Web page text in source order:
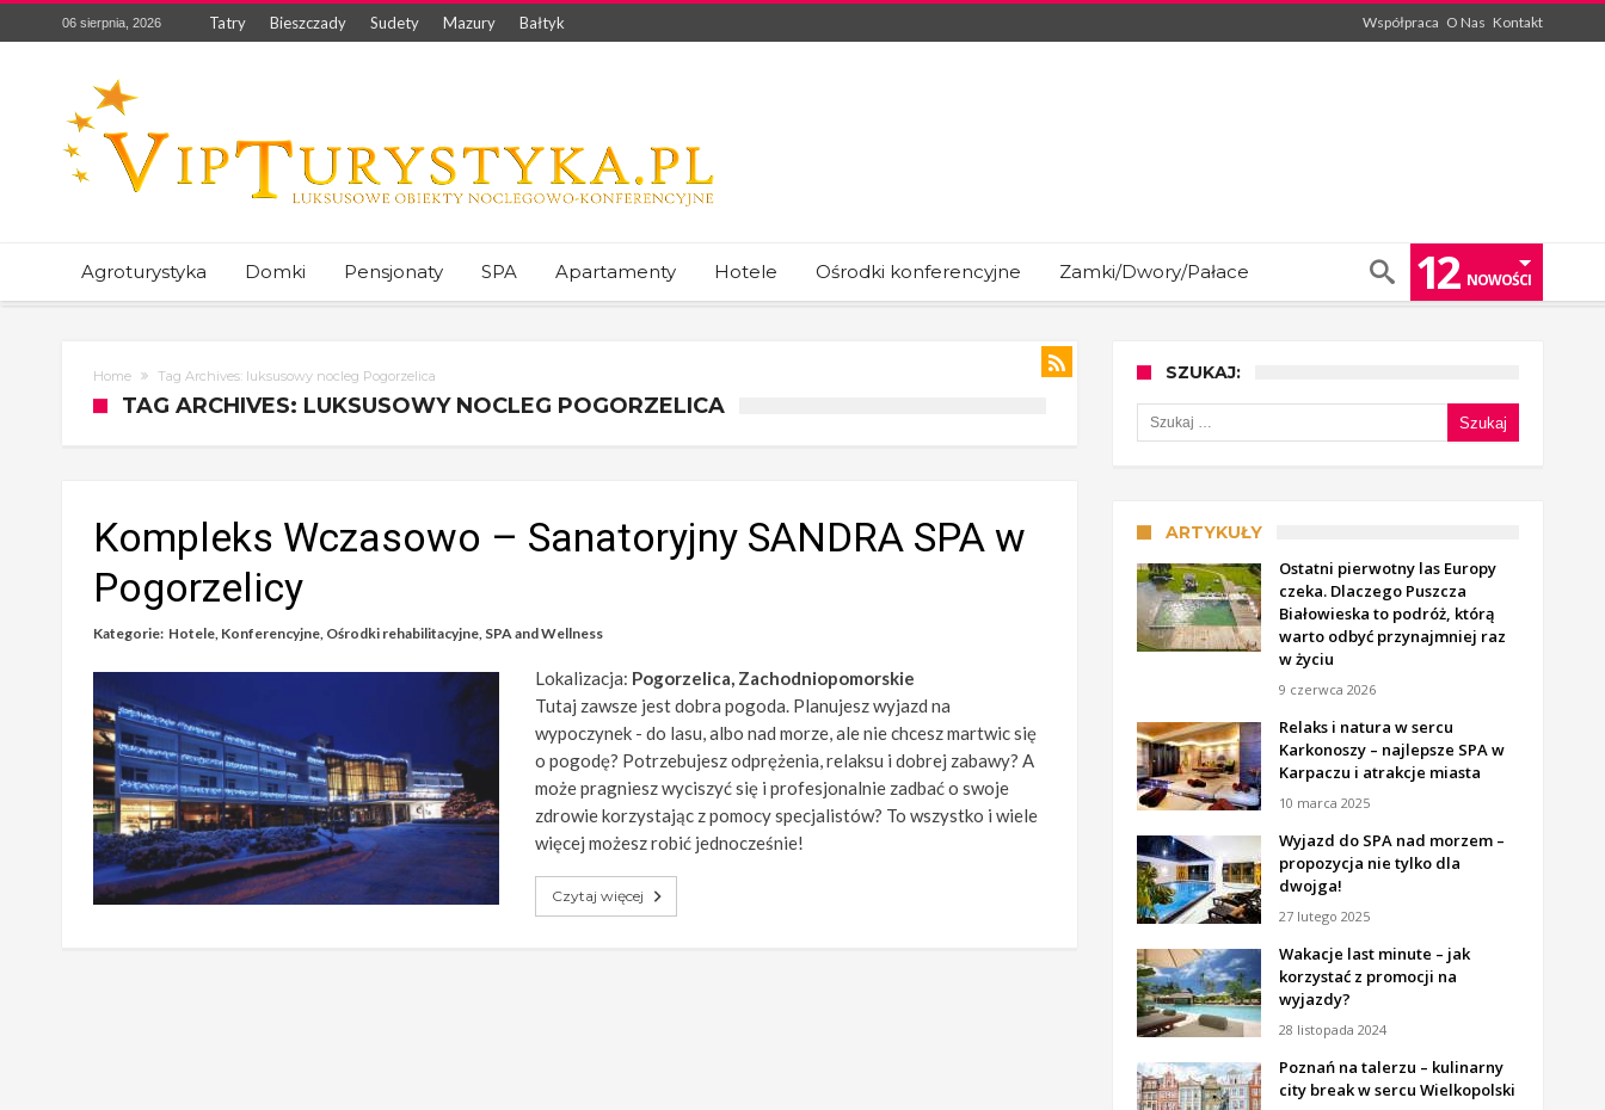
06 sierpnia, 2026 Tatry Bieszczady Sudety Mazury Bałtyk Współpraca O Nas Kontakt
Agroturystyka Domki Pensjonaty SPA Apartamenty Hotele Ośrodki konferencyjne Zamki/Dwory/Pałace 12 NOWOŚCI
Home Tag Archives: luksusowy nocleg Pogorzelica
TAG ARCHIVES: LUKSUSOWY NOCLEG POGORZELICA
Kompleks Wczasowo – Sanatoryjny SANDRA SPA w
Pogorzelicy
Kategorie: Hotele, Konferencyjne, Ośrodki rehabilitacyjne, SPA and Wellness
Lokalizacja: Pogorzelica, Zachodniopomorskie
Tutaj zawsze jest dobra pogoda. Planujesz wyjazd na
wypoczynek - do lasu, albo nad morze, ale nie chcesz martwic się
o pogodę? Potrzebujesz odprężenia, relaksu i dobrej zabawy? A
może pragniesz wyciszyć się i profesjonalnie zadbać o swoje
zdrowie korzystając z pomocy specjalistów? To wszystko i wiele
więcej możesz robić jednocześnie!
Czytaj więcej
SZUKAJ:
Szukaj:
ARTYKUŁY
Ostatni pierwotny las Europy
czeka. Dlaczego Puszcza
Białowieska to podróż, którą
warto odbyć przynajmniej raz
w życiu
9 czerwca 2026
Relaks i natura w sercu
Karkonoszy – najlepsze SPA w
Karpaczu i atrakcje miasta
10 marca 2025
Wyjazd do SPA nad morzem –
propozycja nie tylko dla
dwojga!
27 lutego 2025
Wakacje last minute – jak
korzystać z promocji na
wyjazdy?
28 listopada 2024
Poznań na talerzu – kulinarny
city break w sercu Wielkopolski